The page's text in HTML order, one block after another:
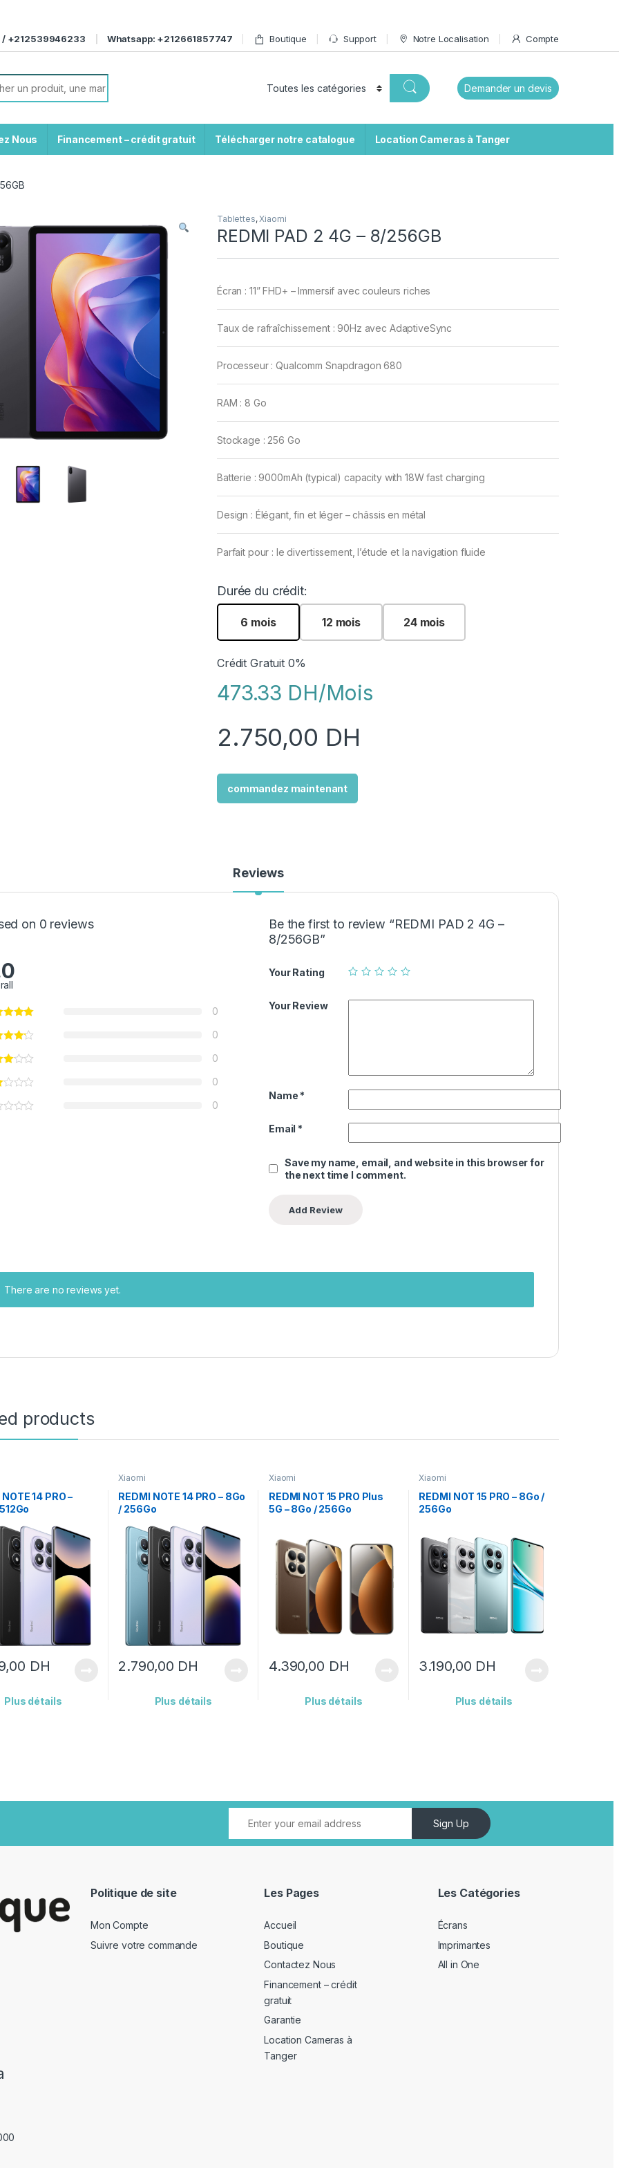
+212539946233 Whatsapp: +212661857747 Boutique Support Notre Localisation Compte
Demander un devis
Nous Financement – crédit gratuit Télécharger notre catalogue Location Cameras à Tanger
Tablettes, Xiaomi
REDMI PAD 2 4G – 8/256GB
Écran : 11” FHD+ – Immersif avec couleurs riches
Taux de rafraîchissement : 90Hz avec AdaptiveSync
Processeur : Qualcomm Snapdragon 680
RAM : 8 Go
Stockage : 256 Go
Batterie : 9000mAh (typical) capacity with 18W fast charging
Design : Élégant, fin et léger – châssis en métal
Parfait pour : le divertissement, l’étude et la navigation fluide
Durée du crédit:
6 mois 12 mois 24 mois
Crédit Gratuit 0%
473.33 DH/Mois
2.750,00 DH
commandez maintenant
Reviews
on 0 reviews
0
0
0
0
0
Be the first to review “REDMI PAD 2 4G –
8/256GB”
Your Rating
Your Review
Name *
Email *
Save my name, email, and website in this browser for
the next time I comment.
There are no reviews yet.
products
14 PRO –
DH
Plus détails
Xiaomi
REDMI NOTE 14 PRO – 8Go
/ 256Go
2.790,00 DH
Plus détails
Xiaomi
REDMI NOT 15 PRO Plus
5G – 8Go / 256Go
4.390,00 DH
Plus détails
Xiaomi
REDMI NOT 15 PRO – 8Go /
256Go
3.190,00 DH
Plus détails
Sign Up
Politique de site
Mon Compte
Suivre votre commande
Les Pages
Accueil
Boutique
Contactez Nous
Financement – crédit
gratuit
Garantie
Location Cameras à
Tanger
Les Catégories
Écrans
Imprimantes
All in One